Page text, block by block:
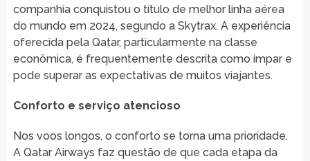
companhia conquistou o título de melhor linha aérea
do mundo em 2024, segundo a Skytrax. A experiência
oferecida pela Qatar, particularmente na classe
econômica, é frequentemente descrita como ímpar e
pode superar as expectativas de muitos viajantes.
Conforto e serviço atencioso
Nos voos longos, o conforto se torna uma prioridade.
A Qatar Airways faz questão de que cada etapa da